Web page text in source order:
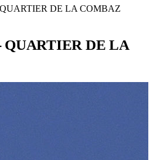
DE LA COMBAZ
QUARTIER DE LA